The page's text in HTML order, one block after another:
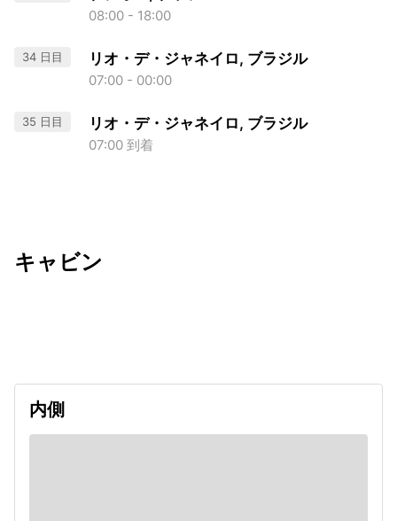
08:00 - 18:00
34 日目 リオ・デ・ジャネイロ, ブラジル
07:00 - 00:00
35 日目 リオ・デ・ジャネイロ, ブラジル
07:00 到着
キャビン
内側